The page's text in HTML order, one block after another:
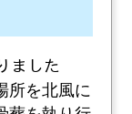
ました
所を北風に